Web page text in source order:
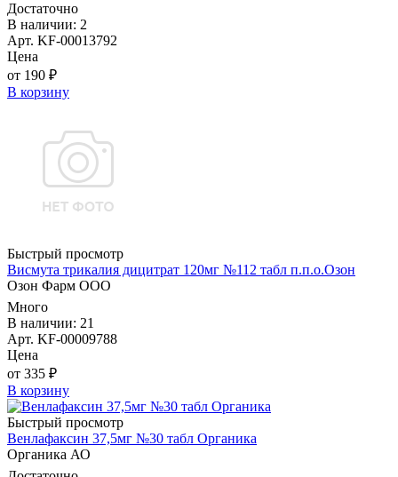
Достаточно
В наличии: 2
Арт. KF-00013792
Цена
от 190 ₽
В корзину
Быстрый просмотр
Висмута трикалия дицитрат 120мг №112 табл п.п.о.Озон
Озон Фарм ООО
Много
В наличии: 21
Арт. KF-00009788
Цена
от 335 ₽
В корзину
Быстрый просмотр
Венлафаксин 37,5мг №30 табл Органика
Органика АО